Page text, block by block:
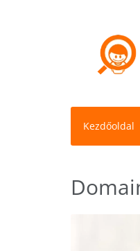
Kezdőoldal